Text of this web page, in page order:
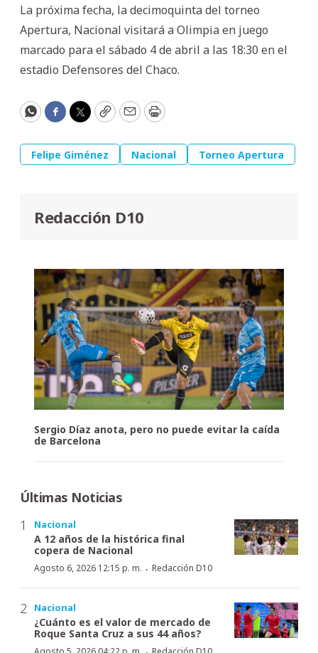
La próxima fecha, la decimoquinta del torneo
Apertura, Nacional visitará a Olimpia en juego
marcado para el sábado 4 de abril a las 18:30 en el
estadio Defensores del Chaco.
WhatsApp
Facebook
Twitter
CopyEmailPrint
Felipe Giménez Nacional Torneo Apertura
Redacción D10
Sergio Díaz anota, pero no puede evitar la caída
de Barcelona
Últimas Noticias
Nacional
A 12 años de la histórica final
copera de Nacional
Agosto 6, 2026 12:15 p. m. · Redacción D10
Nacional
¿Cuánto es el valor de mercado de
Roque Santa Cruz a sus 44 años?